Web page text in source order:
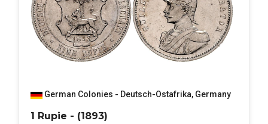
German Colonies - Deutsch-Ostafrika, Germany
1 Rupie - (1893)